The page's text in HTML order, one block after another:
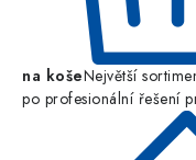
na košeNejvětší
po profesionální řešení